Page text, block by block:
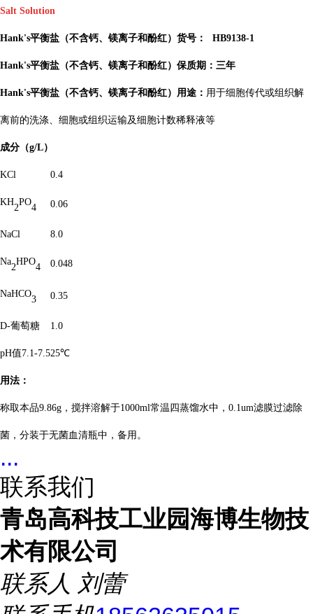
Salt Solution
Hank's平衡盐（不含钙、镁离子和酚红）货号： HB9138-1
Hank's平衡盐（不含钙、镁离子和酚红）保质期：三年
Hank's平衡盐（不含钙、镁离子和酚红）用途： 用于细胞传代或组织解
离前的洗涤、细胞或组织运输及细胞计数稀释液等
成分（g/L）
KCl 0.4
KH
2
PO
4 0.06
NaCl 8.0
Na
2
HPO
4 0.048
NaHCO
3 0.35
D-葡萄糖 1.0
pH值7.1-7.525℃
用法：
称取本品9.86g，搅拌溶解于1000ml常温四蒸馏水中，0.1um滤膜过滤除
菌，分装于无菌血清瓶中，备用。
...
联系我们
青岛高科技工业园海博生物技
术有限公司
联系人 刘蕾